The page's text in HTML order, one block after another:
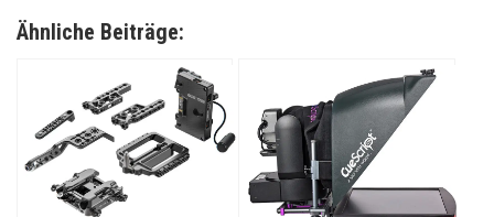
Ähnliche Beiträge: